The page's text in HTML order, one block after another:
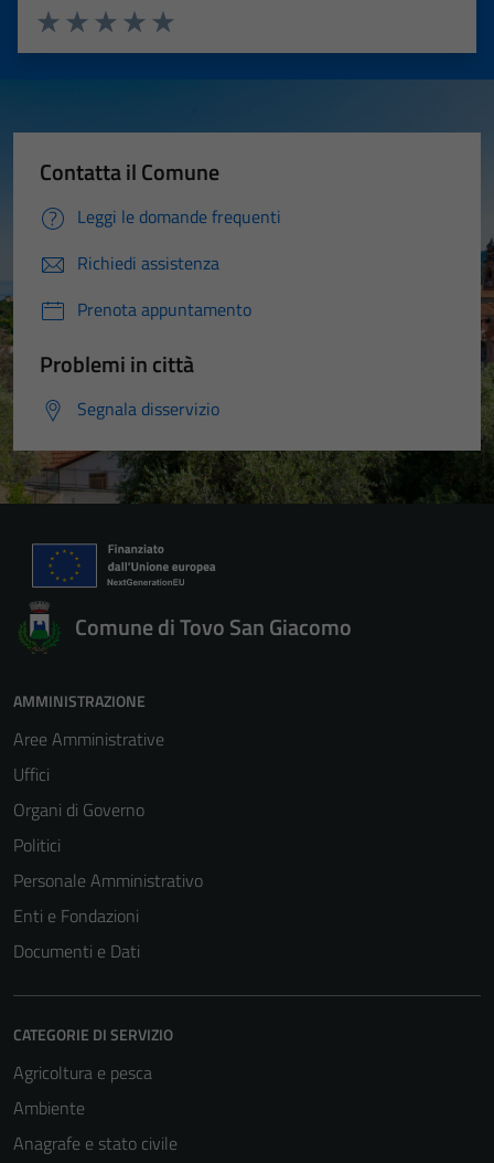
Valuta 5 stelle su 5
Valuta 4 stelle su 5
Valuta 3 stelle su 5
Valuta 2 stelle su 5
Valuta 1 stelle su 5
Contatta il Comune
Leggi le domande frequenti
Richiedi assistenza
Prenota appuntamento
Problemi in città
Segnala disservizio
Comune di Tovo San Giacomo
AMMINISTRAZIONE
Aree Amministrative
Uffici
Organi di Governo
Politici
Personale Amministrativo
Enti e Fondazioni
Documenti e Dati
CATEGORIE DI SERVIZIO
Agricoltura e pesca
Ambiente
Anagrafe e stato civile